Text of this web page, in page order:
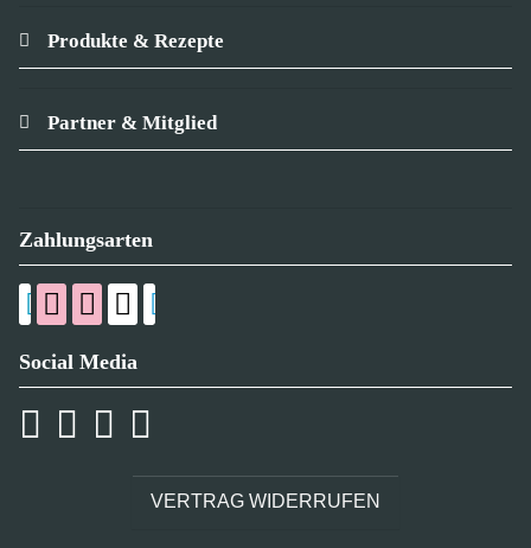
Produkte & Rezepte
Partner & Mitglied
Zahlungsarten
Social Media
VERTRAG WIDERRUFEN